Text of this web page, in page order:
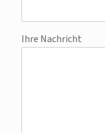
Ihre Nachricht